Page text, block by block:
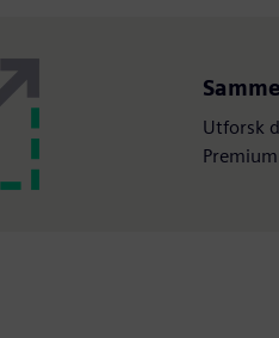
Utforsk